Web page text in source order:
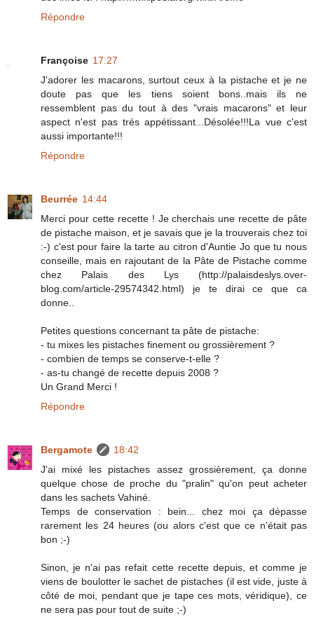
Répondre
Françoise 17:27
J'adorer les macarons, surtout ceux à la pistache et je ne
doute pas que les tiens soient bons..mais ils ne
ressemblent pas du tout à des "vrais macarons" et leur
aspect n'est pas trés appétissant...Désolée!!!La vue c'est
aussi importante!!!
Répondre
Beurrée 14:44
Merci pour cette recette ! Je cherchais une recette de pâte
de pistache maison, et je savais que je la trouverais chez toi
:-) c'est pour faire la tarte au citron d'Auntie Jo que tu nous
conseille, mais en rajoutant de la Pâte de Pistache comme
chez Palais des Lys (http://palaisdeslys.over-
blog.com/article-29574342.html) je te dirai ce que ca
donne..
Petites questions concernant ta pâte de pistache:
- tu mixes les pistaches finement ou grossièrement ?
- combien de temps se conserve-t-elle ?
- as-tu changé de recette depuis 2008 ?
Un Grand Merci !
Répondre
Bergamote
18:42
J'ai mixé les pistaches assez grossièrement, ça donne
quelque chose de proche du "pralin" qu'on peut acheter
dans les sachets Vahiné.
Temps de conservation : bein... chez moi ça dépasse
rarement les 24 heures (ou alors c'est que ce n'était pas
bon ;-)
Sinon, je n'ai pas refait cette recette depuis, et comme je
viens de boulotter le sachet de pistaches (il est vide, juste à
côté de moi, pendant que je tape ces mots, véridique), ce
ne sera pas pour tout de suite ;-)